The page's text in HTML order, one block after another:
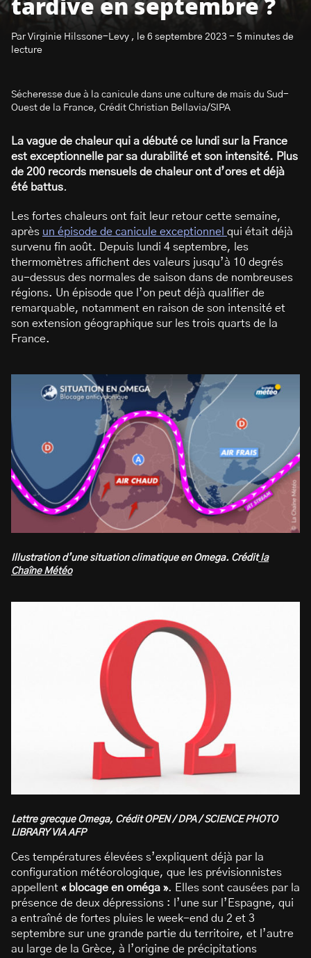
tardive en septembre ?
Par Virginie Hilssone-Levy , le 6 septembre 2023 - 5 minutes de
lecture
Sécheresse due à la canicule dans une culture de mais du Sud-
Ouest de la France, Crédit Christian Bellavia/SIPA
La vague de chaleur qui a débuté ce lundi sur la France
est exceptionnelle par sa durabilité et son intensité. Plus
de 200 records mensuels de chaleur ont d’ores et déjà
été battus.
Les fortes chaleurs ont fait leur retour cette semaine,
après un épisode de canicule exceptionnel qui était déjà
survenu fin août. Depuis lundi 4 septembre, les
thermomètres affichent des valeurs jusqu’à 10 degrés
au-dessus des normales de saison dans de nombreuses
régions. Un épisode que l’on peut déjà qualifier de
remarquable, notamment en raison de son intensité et
son extension géographique sur les trois quarts de la
France.
Illustration d’une situation climatique en Omega. Créditla
Chaîne Météo
Lettre grecque Omega, Crédit OPEN / DPA / SCIENCE PHOTO
LIBRARY VIA AFP
Ces températures élevées s’expliquent déjà par la
configuration météorologique, que les prévisionnistes
appellent « blocage en oméga ». Elles sont causées par la
présence de deux dépressions : l’une sur l’Espagne, qui
a entraîné de fortes pluies le week-end du 2 et 3
septembre sur une grande partie du territoire, et l’autre
au large de la Grèce, à l’origine de précipitations
S’abonner à la newsletter